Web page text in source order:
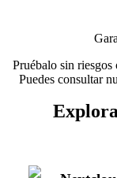
Pruébalo sin riesgos
Puedes consultar